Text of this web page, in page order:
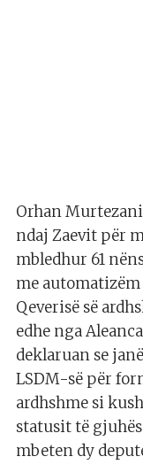
Orhan
ndaj Zaevit për
mbledhur 61
me
Qeverisë së
edhe nga
deklaruan se
LSDM-së për
ardhshme si
statusit të
mbeten dy